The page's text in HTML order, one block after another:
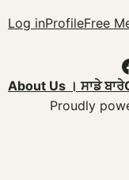
Log inProfileFree
About Us । ਸਾਡੇ ਬਾਰੇ
Proudly